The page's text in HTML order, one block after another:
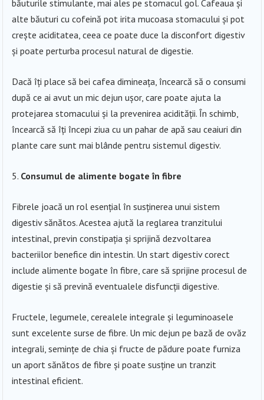
băuturile stimulante, mai ales pe stomacul gol. Cafeaua și
alte băuturi cu cofeină pot irita mucoasa stomacului și pot
crește aciditatea, ceea ce poate duce la disconfort digestiv
și poate perturba procesul natural de digestie.
Dacă îți place să bei cafea dimineața, încearcă să o consumi
după ce ai avut un mic dejun ușor, care poate ajuta la
protejarea stomacului și la prevenirea acidității. În schimb,
încearcă să îți începi ziua cu un pahar de apă sau ceaiuri din
plante care sunt mai blânde pentru sistemul digestiv.
Consumul de alimente bogate în fibre
Fibrele joacă un rol esențial în susținerea unui sistem
digestiv sănătos. Acestea ajută la reglarea tranzitului
intestinal, previn constipația și sprijină dezvoltarea
bacteriilor benefice din intestin. Un start digestiv corect
include alimente bogate în fibre, care să sprijine procesul de
digestie și să prevină eventualele disfuncții digestive.
Fructele, legumele, cerealele integrale și leguminoasele
sunt excelente surse de fibre. Un mic dejun pe bază de ovăz
integrali, semințe de chia și fructe de pădure poate furniza
un aport sănătos de fibre și poate susține un tranzit
intestinal eficient.